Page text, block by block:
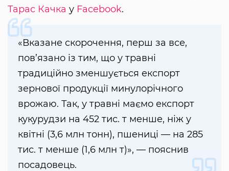
Тарас Качка у Facebook.
«Вказане скорочення, перш за все,
пов’язано із тим, що у травні
традиційно зменшується експорт
зернової продукції минулорічного
врожаю. Так, у травні маємо експорт
кукурудзи на 452 тис. т менше, ніж у
квітні (3,6 млн тонн), пшениці — на 285
тис. т менше (1,6 млн т)», — пояснив
посадовець.